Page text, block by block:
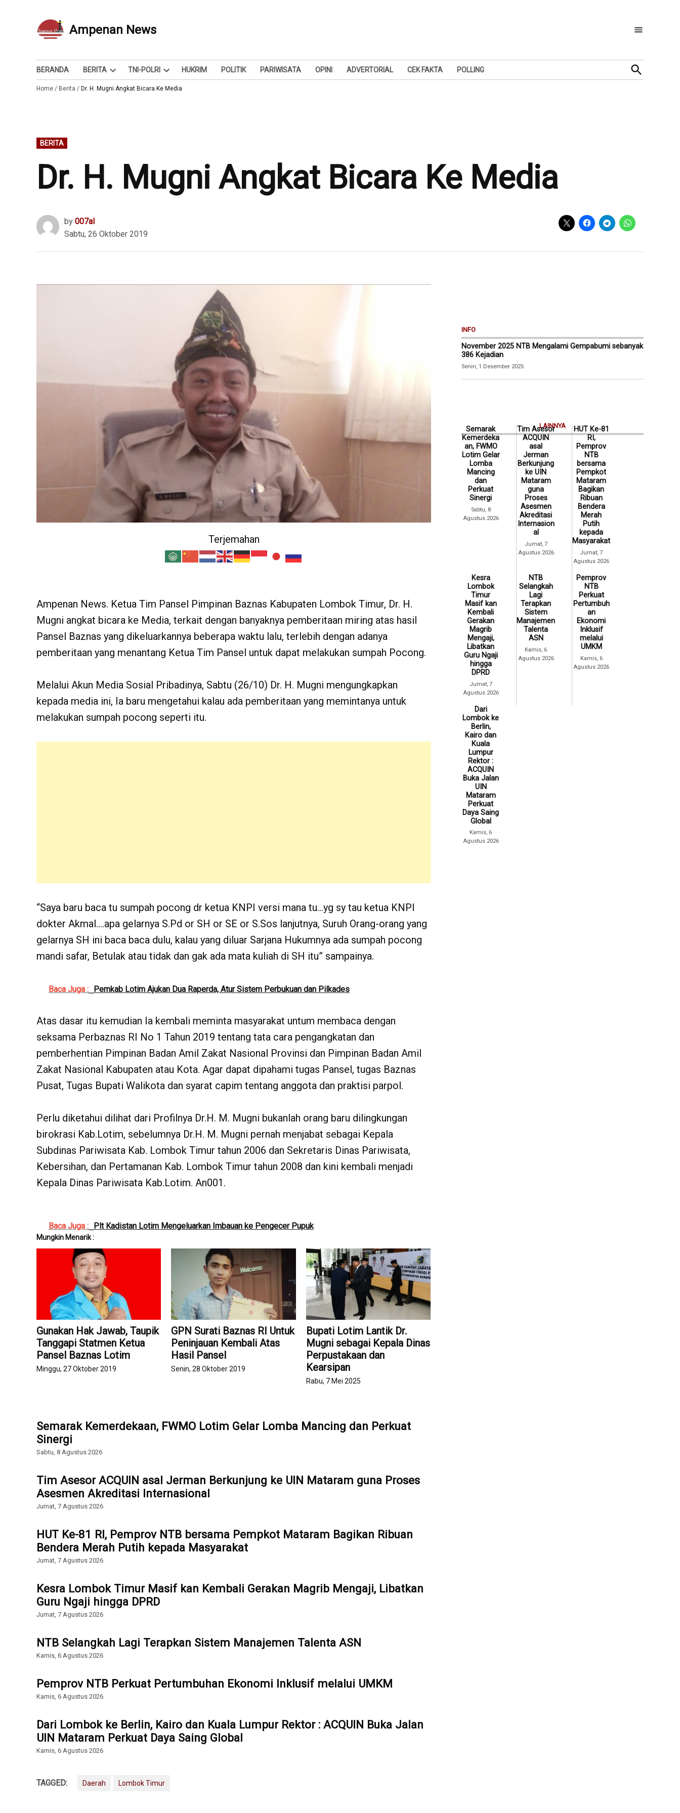
Ampenan News
Berita dan Info
BERANDA BERITA
Open
dropdown
TNI-POLRI
Open
dropdown
HUKRIM POLITIK PARIWISATA OPINI ADVERTORIAL CEK FAKTA POLLING
Open
Search
Home / Berita / Dr. H. Mugni Angkat Bicara Ke Media
POSTED
IN
BERITA
Dr. H. Mugni Angkat Bicara Ke Media
by 007al
Sabtu, 26 Oktober 2019
Terjemahan
Ampenan News. Ketua Tim Pansel Pimpinan Baznas Kabupaten Lombok Timur, Dr. H.
Mugni angkat bicara ke Media, terkait dengan banyaknya pemberitaan miring atas hasil
Pansel Baznas yang dikeluarkannya beberapa waktu lalu, terlebih dengan adanya
pemberitaan yang menantang Ketua Tim Pansel untuk dapat melakukan sumpah Pocong.
Melalui Akun Media Sosial Pribadinya, Sabtu (26/10) Dr. H. Mugni mengungkapkan
kepada media ini, Ia baru mengetahui kalau ada pemberitaan yang memintanya untuk
melakukan sumpah pocong seperti itu.
“Saya baru baca tu sumpah pocong dr ketua KNPI versi mana tu…yg sy tau ketua KNPI
dokter Akmal….apa gelarnya S.Pd or SH or SE or S.Sos lanjutnya, Suruh Orang-orang yang
gelarnya SH ini baca baca dulu, kalau yang diluar Sarjana Hukumnya ada sumpah pocong
mandi safar, Betulak atau tidak dan gak ada mata kuliah di SH itu” sampainya.
Baca Juga : Pemkab Lotim Ajukan Dua Raperda, Atur Sistem Perbukuan dan Pilkades
Atas dasar itu kemudian Ia kembali meminta masyarakat untum membaca dengan
seksama Perbaznas RI No 1 Tahun 2019 tentang tata cara pengangkatan dan
pemberhentian Pimpinan Badan Amil Zakat Nasional Provinsi dan Pimpinan Badan Amil
Zakat Nasional Kabupaten atau Kota. Agar dapat dipahami tugas Pansel, tugas Baznas
Pusat, Tugas Bupati Walikota dan syarat capim tentang anggota dan praktisi parpol.
Perlu diketahui dilihat dari Profilnya Dr.H. M. Mugni bukanlah orang baru dilingkungan
birokrasi Kab.Lotim, sebelumnya Dr.H. M. Mugni pernah menjabat sebagai Kepala
Subdinas Pariwisata Kab. Lombok Timur tahun 2006 dan Sekretaris Dinas Pariwisata,
Kebersihan, dan Pertamanan Kab. Lombok Timur tahun 2008 dan kini kembali menjadi
Kepala Dinas Pariwisata Kab.Lotim. An001.
Baca Juga : Plt Kadistan Lotim Mengeluarkan Imbauan ke Pengecer Pupuk
Mungkin Menarik :
Gunakan Hak Jawab, Taupik
Tanggapi Statmen Ketua
Pansel Baznas Lotim
Minggu, 27 Oktober 2019
GPN Surati Baznas RI Untuk
Peninjauan Kembali Atas
Hasil Pansel
Senin, 28 Oktober 2019
Bupati Lotim Lantik Dr.
Mugni sebagai Kepala Dinas
Perpustakaan dan
Kearsipan
Rabu, 7 Mei 2025
Semarak Kemerdekaan, FWMO Lotim Gelar Lomba Mancing dan Perkuat
Sinergi
Sabtu, 8 Agustus 2026
Tim Asesor ACQUIN asal Jerman Berkunjung ke UIN Mataram guna Proses
Asesmen Akreditasi Internasional
Jumat, 7 Agustus 2026
HUT Ke-81 RI, Pemprov NTB bersama Pempkot Mataram Bagikan Ribuan
Bendera Merah Putih kepada Masyarakat
Jumat, 7 Agustus 2026
Kesra Lombok Timur Masif kan Kembali Gerakan Magrib Mengaji, Libatkan
Guru Ngaji hingga DPRD
Jumat, 7 Agustus 2026
NTB Selangkah Lagi Terapkan Sistem Manajemen Talenta ASN
Kamis, 6 Agustus 2026
Pemprov NTB Perkuat Pertumbuhan Ekonomi Inklusif melalui UMKM
Kamis, 6 Agustus 2026
Dari Lombok ke Berlin, Kairo dan Kuala Lumpur Rektor : ACQUIN Buka Jalan
UIN Mataram Perkuat Daya Saing Global
Kamis, 6 Agustus 2026
TAGGED: Daerah Lombok Timur
INFO
November 2025 NTB Mengalami Gempabumi sebanyak
386 Kejadian
Senin, 1 Desember 2025
LAINNYA
Semarak
Kemerdeka
an, FWMO
Lotim Gelar
Lomba
Mancing
dan
Perkuat
Sinergi
Sabtu, 8
Agustus 2026
Tim Asesor
ACQUIN
asal
Jerman
Berkunjung
ke UIN
Mataram
guna
Proses
Asesmen
Akreditasi
Internasion
al
Jumat, 7
Agustus 2026
HUT Ke-81
RI,
Pemprov
NTB
bersama
Pempkot
Mataram
Bagikan
Ribuan
Bendera
Merah
Putih
kepada
Masyarakat
Jumat, 7
Agustus 2026
Kesra
Lombok
Timur
Masif kan
Kembali
Gerakan
Magrib
Mengaji,
Libatkan
Guru Ngaji
hingga
DPRD
Jumat, 7
Agustus 2026
NTB
Selangkah
Lagi
Terapkan
Sistem
Manajemen
Talenta
ASN
Kamis, 6
Agustus 2026
Pemprov
NTB
Perkuat
Pertumbuh
an
Ekonomi
Inklusif
melalui
UMKM
Kamis, 6
Agustus 2026
Dari
Lombok ke
Berlin,
Kairo dan
Kuala
Lumpur
Rektor :
ACQUIN
Buka Jalan
UIN
Mataram
Perkuat
Daya Saing
Global
Kamis, 6
Agustus 2026